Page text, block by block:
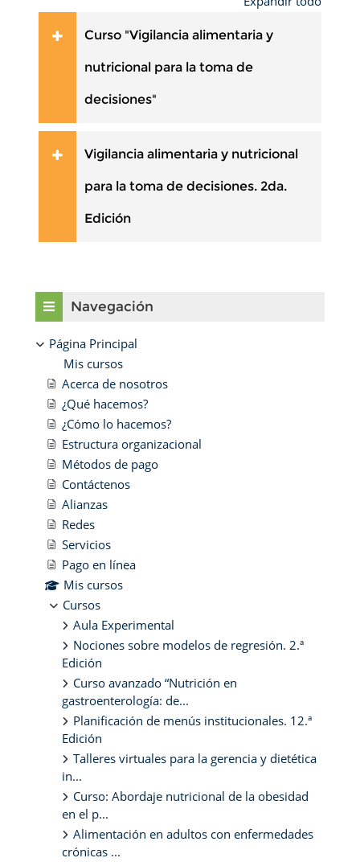
Curso "Vigilancia alimentaria y
nutricional para la toma de
decisiones"
Vigilancia alimentaria y nutricional
para la toma de decisiones. 2da.
Edición
Bloques
Navegación
Página Principal
Mis cursos
Acerca de nosotros
¿Qué hacemos?
¿Cómo lo hacemos?
Estructura organizacional
Métodos de pago
Contáctenos
Alianzas
Redes
Servicios
Pago en línea
Mis cursos
Cursos
Aula Experimental
Nociones sobre modelos de regresión. 2.ª
Edición
Curso avanzado “Nutrición en
gastroenterología: de...
Planificación de menús institucionales. 12.ª
Edición
Talleres virtuales para la gerencia y dietética
in...
Curso: Abordaje nutricional de la obesidad
en el p...
Alimentación en adultos con enfermedades
crónicas ...